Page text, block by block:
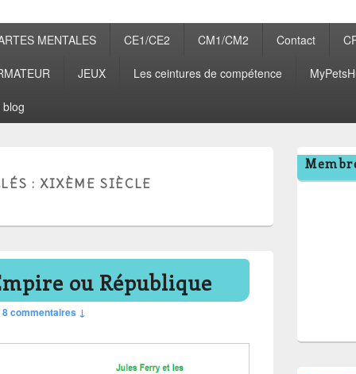
MENTALES CE1/CE2 CM1/CM2 Contact
JEUX Les ceintures de compétence
: XIXÈME SIÈCLE
ou République
8 commentaires ↓
Zone
principale
de